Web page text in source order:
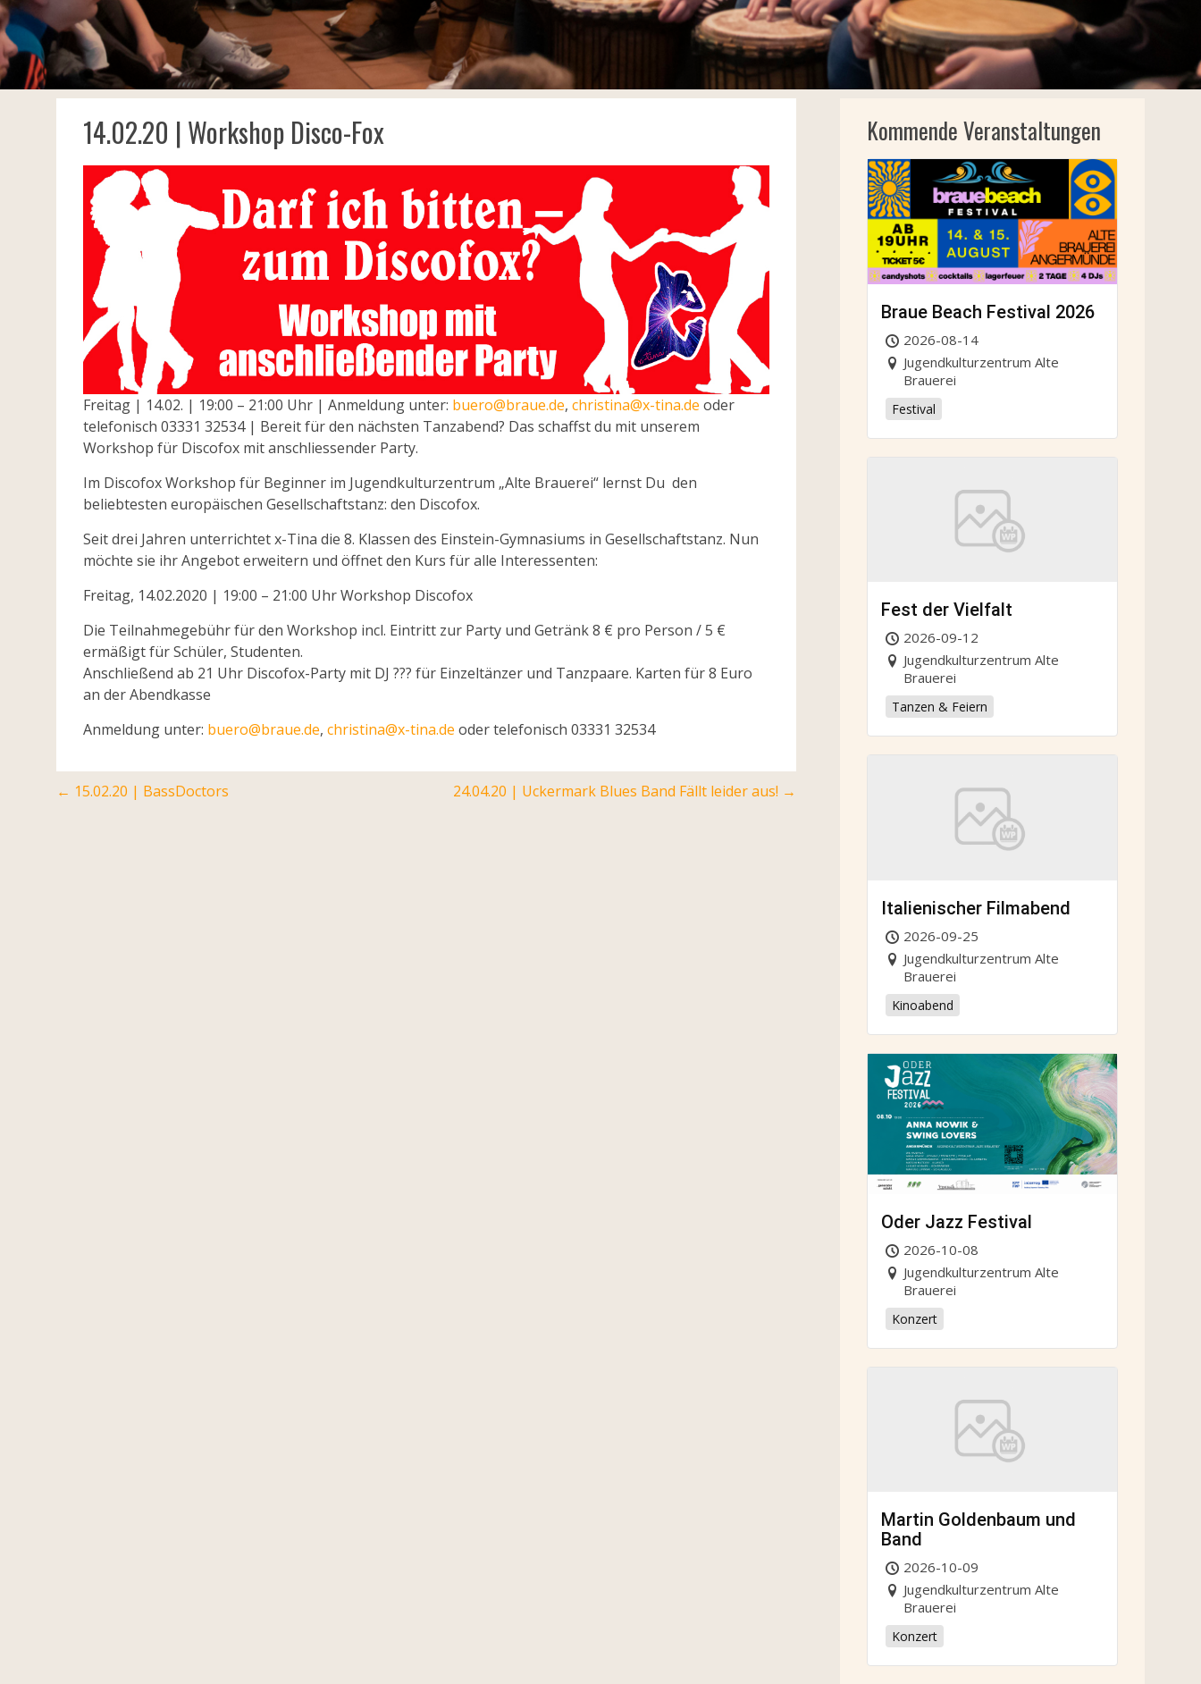
14.02.20 | Workshop Disco-Fox
Freitag | 14.02. | 19:00 – 21:00 Uhr | Anmeldung unter: buero@braue.de, christina@x-tina.de oder
telefonisch 03331 32534 | Bereit für den nächsten Tanzabend? Das schaffst du mit unserem
Workshop für Discofox mit anschliessender Party.
Im Discofox Workshop für Beginner im Jugendkulturzentrum „Alte Brauerei“ lernst Du den
beliebtesten europäischen Gesellschaftstanz: den Discofox.
Seit drei Jahren unterrichtet x-Tina die 8. Klassen des Einstein-Gymnasiums in Gesellschaftstanz. Nun
möchte sie ihr Angebot erweitern und öffnet den Kurs für alle Interessenten:
Freitag, 14.02.2020 | 19:00 – 21:00 Uhr Workshop Discofox
Die Teilnahmegebühr für den Workshop incl. Eintritt zur Party und Getränk 8 € pro Person / 5 €
ermäßigt für Schüler, Studenten.
Anschließend ab 21 Uhr Discofox-Party mit DJ ??? für Einzeltänzer und Tanzpaare. Karten für 8 Euro
an der Abendkasse
Anmeldung unter: buero@braue.de, christina@x-tina.de oder telefonisch 03331 32534
Post
← 15.02.20 | BassDoctors 24.04.20 | Uckermark Blues Band Fällt leider aus! →
Kommende Veranstaltungen
Braue Beach Festival 2026
2026-08-14
Jugendkulturzentrum Alte
Brauerei
Festival
Fest der Vielfalt
2026-09-12
Jugendkulturzentrum Alte
Brauerei
Tanzen & Feiern
Italienischer Filmabend
2026-09-25
Jugendkulturzentrum Alte
Brauerei
Kinoabend
Oder Jazz Festival
2026-10-08
Jugendkulturzentrum Alte
Brauerei
Konzert
Martin Goldenbaum und
Band
2026-10-09
Jugendkulturzentrum Alte
Brauerei
Konzert